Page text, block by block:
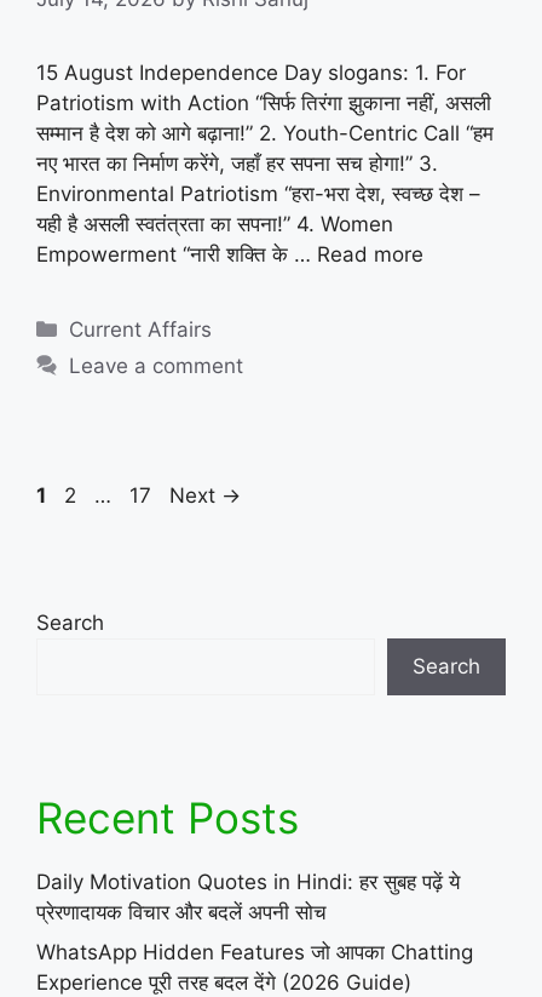
15 August Independence Day slogans: 1. For
Patriotism with Action “सिर्फ तिरंगा झुकाना नहीं, असली
सम्मान है देश को आगे बढ़ाना!” 2. Youth-Centric Call “हम
नए भारत का निर्माण करेंगे, जहाँ हर सपना सच होगा!” 3.
Environmental Patriotism “हरा-भरा देश, स्वच्छ देश –
यही है असली स्वतंत्रता का सपना!” 4. Women
Empowerment “नारी शक्ति के … Read more
Categories
Current Affairs
Leave a comment
Page
1 Page
2 … Page
17 Next →
Search
Search
Recent Posts
Daily Motivation Quotes in Hindi: हर सुबह पढ़ें ये
प्रेरणादायक विचार और बदलें अपनी सोच
WhatsApp Hidden Features जो आपका Chatting
Experience पूरी तरह बदल देंगे (2026 Guide)